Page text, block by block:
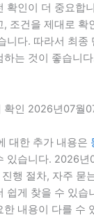
확인이 더 중요합
, 조건을 제대로 확
니다. 따라서 최종
하는 것이 좋습니
확인 2026년07월
대한 추가 내용은
있습니다. 2026
행 절차, 자주 묻
쉽게 찾을 수 있습
내용이 다를 수